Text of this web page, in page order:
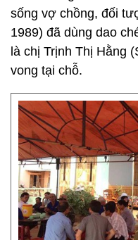
sống vợ chồng, đối
1989) đã dùng dao
là chị Trịnh Thị Hằng
vong tại chỗ.